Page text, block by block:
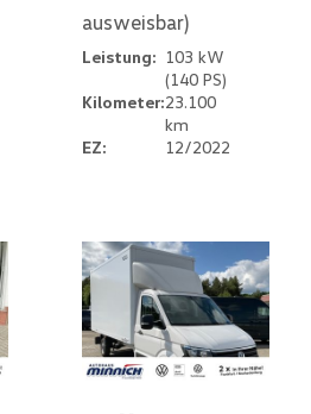
ausweisbar)
Leistung: 103 kW
(140 PS)
Kilometer:23.100
km
EZ:
12/2022